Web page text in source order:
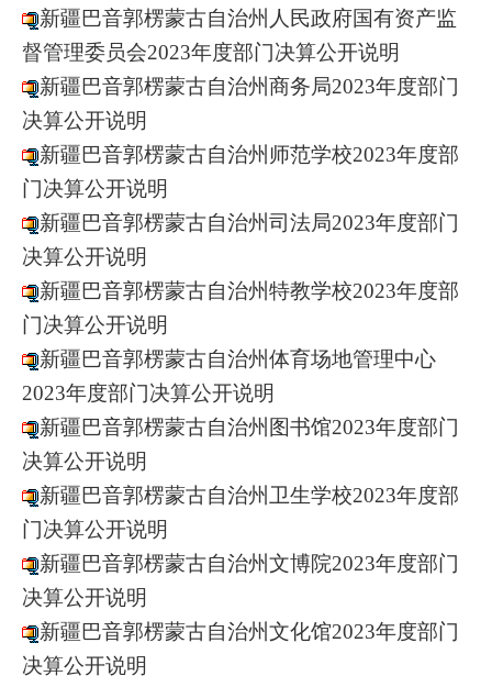
新疆巴音郭楞蒙古自治州人民政府国有资产监
督管理委员会2023年度部门决算公开说明
新疆巴音郭楞蒙古自治州商务局2023年度部门
决算公开说明
新疆巴音郭楞蒙古自治州师范学校2023年度部
门决算公开说明
新疆巴音郭楞蒙古自治州司法局2023年度部门
决算公开说明
新疆巴音郭楞蒙古自治州特教学校2023年度部
门决算公开说明
新疆巴音郭楞蒙古自治州体育场地管理中心
2023年度部门决算公开说明
新疆巴音郭楞蒙古自治州图书馆2023年度部门
决算公开说明
新疆巴音郭楞蒙古自治州卫生学校2023年度部
门决算公开说明
新疆巴音郭楞蒙古自治州文博院2023年度部门
决算公开说明
新疆巴音郭楞蒙古自治州文化馆2023年度部门
决算公开说明